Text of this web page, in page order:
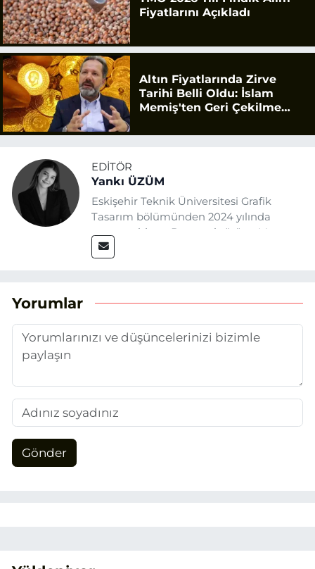
Fiyatlarını Açıkladı
Altın Fiyatlarında Zirve
Tarihi Belli Oldu: İslam
Memiş'ten Geri Çekilme
EDITÖR
Yankı ÜZÜM
Eskişehir Teknik Üniversitesi Grafik
Tasarım bölümünden 2024 yılında
mezun oldum. Basın sektörüne Mayıs
2025’te Eskişehir Haber Ajansı ile adım
aktarmayı hedefliyorum.
Yorumlar
Gönder